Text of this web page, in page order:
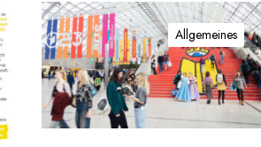
L
e
i
p
Allgemeines